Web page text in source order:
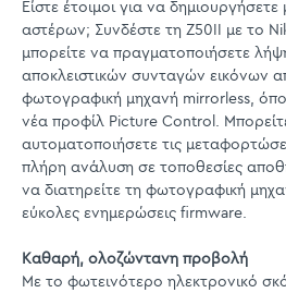
Είστε έτοιμοι για να
αστέρων; Συνδέστε τη Z50II με το
μπορείτε να πραγματοποιήσετε
αποκλειστικών συνταγών εικόνων
φωτογραφική μηχανή mirrorless,
νέα προφίλ Picture Control.
αυτοματοποιήσετε τις
πλήρη ανάλυση σε τοποθεσίες
να διατηρείτε τη φωτογραφική
εύκολες ενημερώσεις firmware.
Καθαρή, ολοζώντανη προβολή
Με το φωτεινότερο ηλεκτρονικό